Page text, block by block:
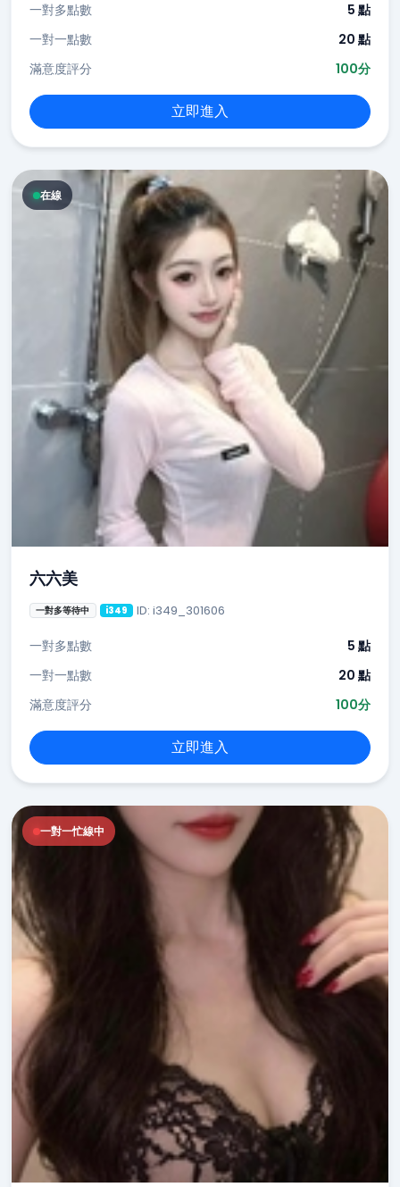
一對多點數
5 點
一對一點數
20 點
滿意度評分
100分
立即進入
在線
六六美
一對多等待中 i349 ID: i349_301606
一對多點數
5 點
一對一點數
20 點
滿意度評分
100分
立即進入
一對一忙線中